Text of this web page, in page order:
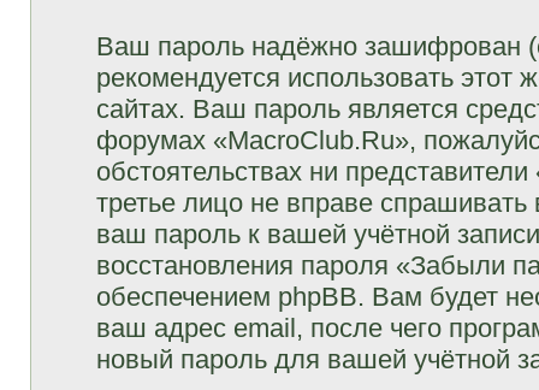
Ваш пароль надёжно зашифрован
рекомендуется использовать этот
сайтах. Ваш пароль является
форумах «MacroClub.Ru»,
обстоятельствах ни
третье лицо не вправе
ваш пароль к вашей учётной
восстановления пароля «Забыли
обеспечением phpBB. Вам будет
ваш адрес email, после чего
новый пароль для вашей учётной